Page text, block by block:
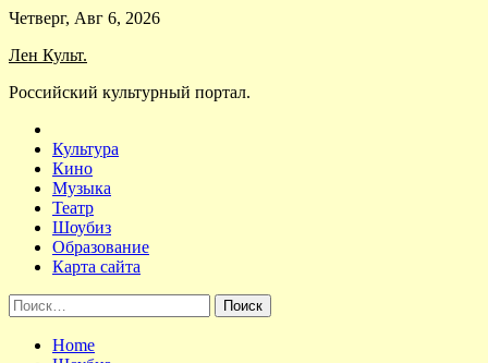
Skip
content
Четверг, Авг 6, 2026
Лен Культ.
Российский культурный портал.
Культура
Кино
Музыка
Театр
Шоубиз
Образование
Карта сайта
Найти:
Home